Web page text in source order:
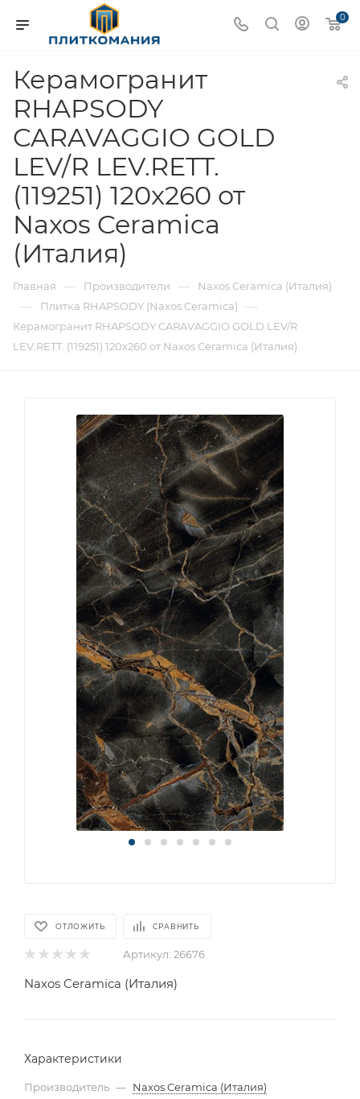
0
Керамогранит
RHAPSODY
CARAVAGGIO GOLD
LEV/R LEV.RETT.
(119251) 120x260 от
Naxos Ceramica
(Италия)
Главная — Производители — Naxos Ceramica (Италия)
— Плитка RHAPSODY (Naxos Ceramica) —
Керамогранит RHAPSODY CARAVAGGIO GOLD LEV/R
LEV.RETT. (119251) 120x260 от Naxos Ceramica (Италия)
ОТЛОЖИТЬ СРАВНИТЬ
Артикул: 26676
Naxos Ceramica (Италия)
Характеристики
Производитель — Naxos Ceramica (Италия)